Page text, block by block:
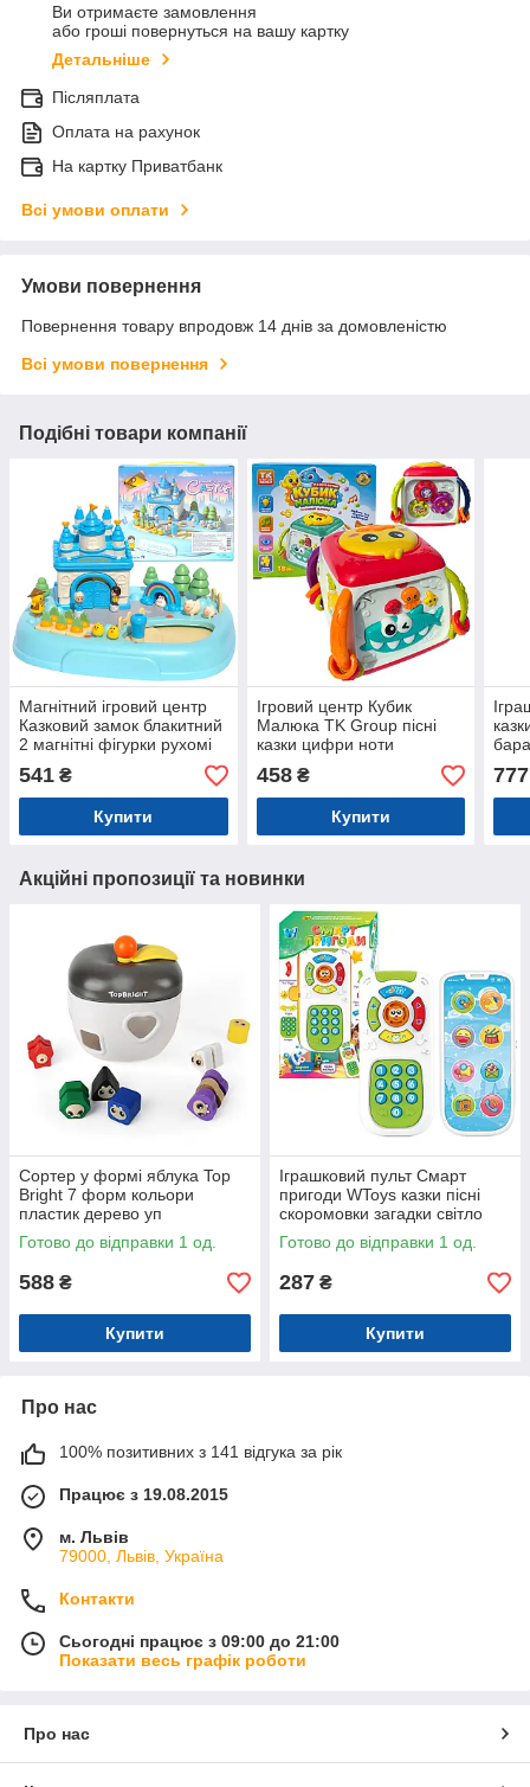
Ви отримаєте замовлення
або гроші повернуться на вашу картку
Детальніше
Післяплата
Оплата на рахунок
На картку Приватбанк
Всі умови оплати
Умови повернення
Повернення товару впродовж 14 днів за домовленістю
Всі умови повернення
Подібні товари компанії
Магнітний ігровий центр
Казковий замок блакитний
2 магнітні фігурки рухомі
елементи (8603)
541 ₴
Купити
Ігровий центр Кубик
Малюка TK Group пісні
казки цифри ноти
пальчикові ігри барабан
укр мова (27775)
458₴
Купити
777
Акційні пропозиції та новинки
Сортер у формі яблука Top
Bright 7 форм кольори
пластик дерево уп
16,6*15,2*17,6см (121009)
Готово до відправки 1 од.
588 ₴
Купити
Іграшковий пульт Смарт
пригоди WToys казки пісні
скоромовки загадки світло
укр мова 15,5*7*2,5 см
(31645)
Готово до відправки 1 од.
287 ₴
Купити
Про нас
100% позитивних з 141 відгука за рік
Працює з 19.08.2015
м. Львів
79000, Львів, Україна
Контакти
Сьогодні працює з 09:00 до 21:00
Показати весь графік роботи
Про нас